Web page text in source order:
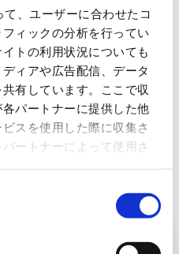
、ユーザーに合わせたコ
ィックの分析を行ってい
トの利用状況についても
ィアや広告配信、データ
有しています。ここで収
パートナーに提供した他
スを使用した際に収集さ
ートナーによって使用さ